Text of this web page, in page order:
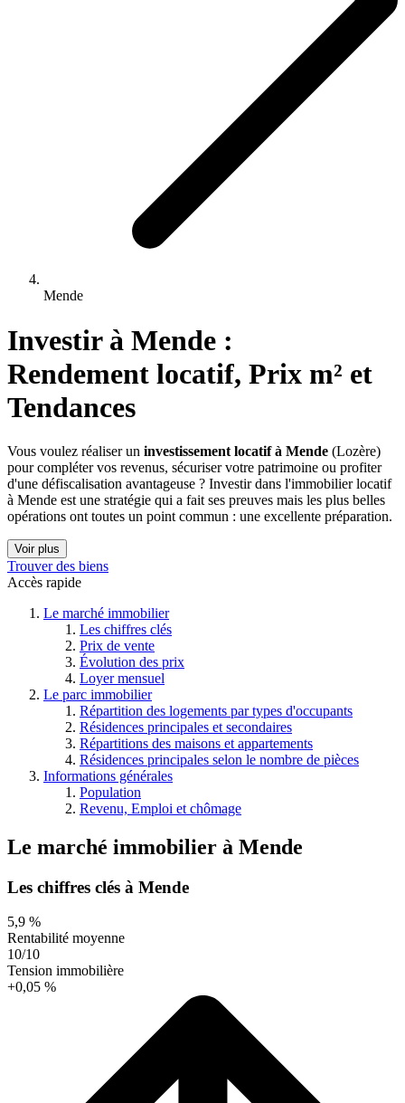
Mende
Investir à Mende :
Rendement locatif, Prix m² et
Tendances
Vous voulez réaliser un investissement locatif à Mende (Lozère)
pour compléter vos revenus, sécuriser votre patrimoine ou profiter
d'une défiscalisation avantageuse ? Investir dans l'immobilier locatif
à Mende est une stratégie qui a fait ses preuves mais les plus belles
opérations ont toutes un point commun : une excellente préparation.
Voir plus
Trouver des biens
Accès rapide
Le marché immobilier
Les chiffres clés
Prix de vente
Évolution des prix
Loyer mensuel
Le parc immobilier
Répartition des logements par types d'occupants
Résidences principales et secondaires
Répartitions des maisons et appartements
Résidences principales selon le nombre de pièces
Informations générales
Population
Revenu, Emploi et chômage
Le marché immobilier à Mende
Les chiffres clés à Mende
5,9 %
Rentabilité moyenne
10/10
Tension immobilière
+0,05 %